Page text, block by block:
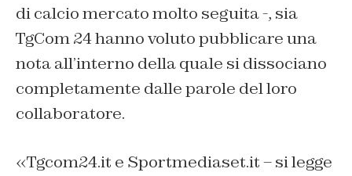
di calcio mercato molto seguita -, sia
TgCom 24 hanno voluto pubblicare una
nota all’interno della quale si dissociano
completamente dalle parole del loro
collaboratore.
«Tgcom24.it e Sportmediaset.it – si legge